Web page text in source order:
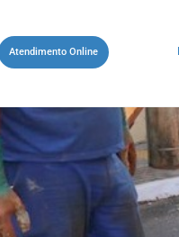
Atendimento Online